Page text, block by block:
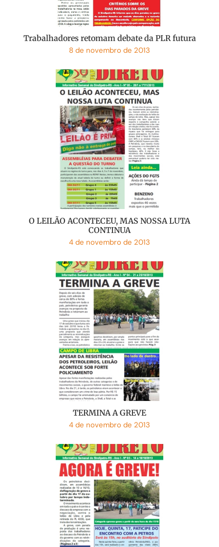
Trabalhadores retomam debate da PLR futura
8 de novembro de 2013
O LEILÃO ACONTECEU, MAS NOSSA LUTA
CONTINUA
4 de novembro de 2013
TERMINA A GREVE
4 de novembro de 2013